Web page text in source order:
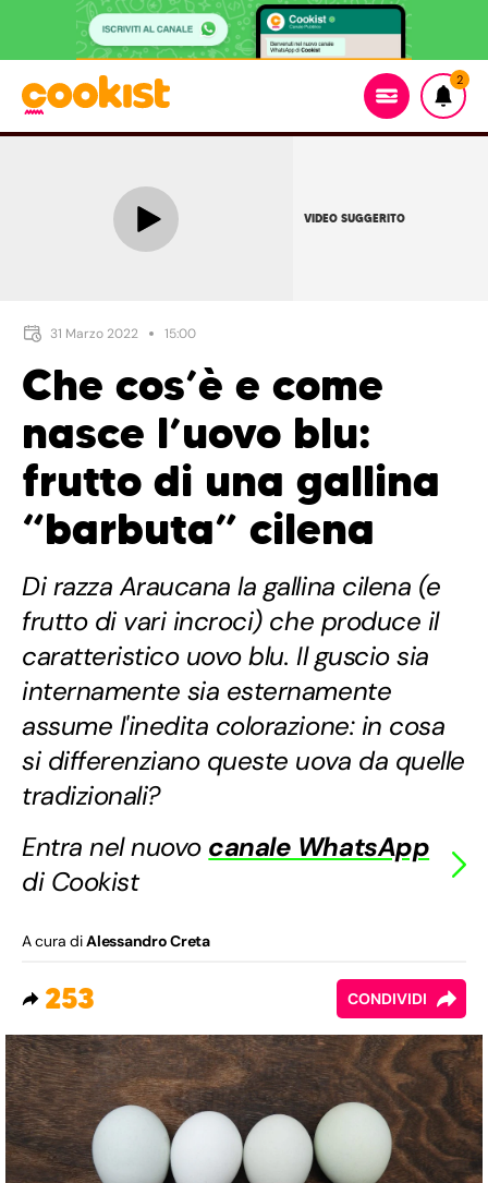
2
VIDEO SUGGERITO
31 Marzo 2022 15:00
Che cos’è e come
nasce l’uovo blu:
frutto di una gallina
“barbuta” cilena
Di razza Araucana la gallina cilena (e
frutto di vari incroci) che produce il
caratteristico uovo blu. Il guscio sia
internamente sia esternamente
assume l'inedita colorazione: in cosa
si differenziano queste uova da quelle
tradizionali?
Entra nel nuovo canale WhatsApp
di Cookist
A cura diAlessandro Creta
253 CONDIVIDI